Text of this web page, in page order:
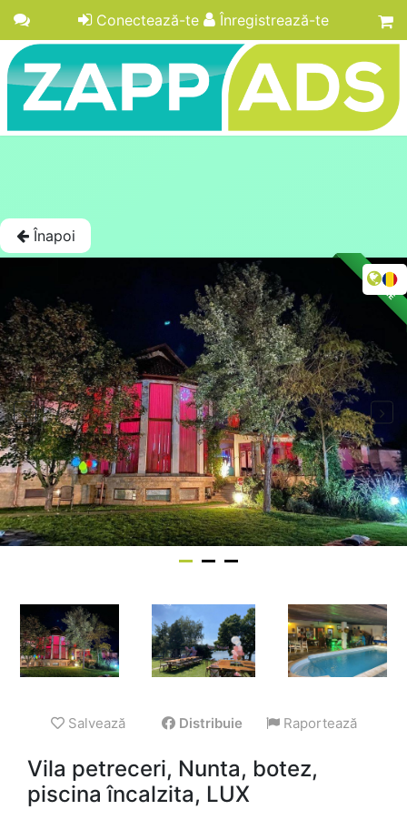
Conectează-te Înregistrează-te
Înapoi
LICITAȚIE
Salvează Distribuie Raportează
Vila petreceri, Nunta, botez,
piscina încalzita, LUX